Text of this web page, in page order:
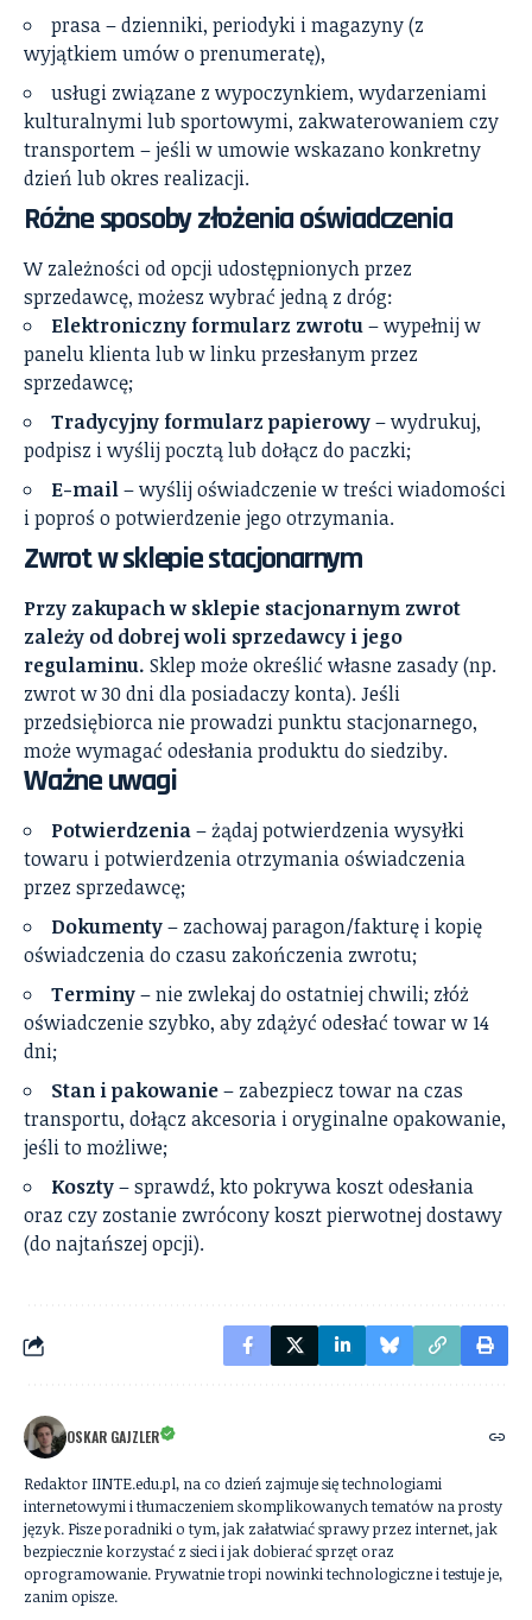
prasa – dzienniki, periodyki i magazyny (z
wyjątkiem umów o prenumeratę),
usługi związane z wypoczynkiem, wydarzeniami
kulturalnymi lub sportowymi, zakwaterowaniem czy
transportem – jeśli w umowie wskazano konkretny
dzień lub okres realizacji.
Różne sposoby złożenia oświadczenia
W zależności od opcji udostępnionych przez
sprzedawcę, możesz wybrać jedną z dróg:
Elektroniczny formularz zwrotu– wypełnij w
panelu klienta lub w linku przesłanym przez
sprzedawcę;
Tradycyjny formularz papierowy– wydrukuj,
podpisz i wyślij pocztą lub dołącz do paczki;
E-mail– wyślij oświadczenie w treści wiadomości
i poproś o potwierdzenie jego otrzymania.
Zwrot w sklepie stacjonarnym
Przy zakupach w sklepie stacjonarnym zwrot
zależy od dobrej woli sprzedawcy i jego
regulaminu. Sklep może określić własne zasady (np.
zwrot w 30 dni dla posiadaczy konta). Jeśli
przedsiębiorca nie prowadzi punktu stacjonarnego,
może wymagać odesłania produktu do siedziby.
Ważne uwagi
Potwierdzenia– żądaj potwierdzenia wysyłki
towaru i potwierdzenia otrzymania oświadczenia
przez sprzedawcę;
Dokumenty– zachowaj paragon/fakturę i kopię
oświadczenia do czasu zakończenia zwrotu;
Terminy– nie zwlekaj do ostatniej chwili; złóż
oświadczenie szybko, aby zdążyć odesłać towar w 14
dni;
Stan i pakowanie– zabezpiecz towar na czas
transportu, dołącz akcesoria i oryginalne opakowanie,
jeśli to możliwe;
Koszty– sprawdź, kto pokrywa koszt odesłania
oraz czy zostanie zwrócony koszt pierwotnej dostawy
(do najtańszej opcji).
OSKAR GAJZLER
Redaktor IINTE.edu.pl, na co dzień zajmuje się technologiami
internetowymi i tłumaczeniem skomplikowanych tematów na prosty
język. Pisze poradniki o tym, jak załatwiać sprawy przez internet, jak
bezpiecznie korzystać z sieci i jak dobierać sprzęt oraz
oprogramowanie. Prywatnie tropi nowinki technologiczne i testuje je,
zanim opisze.